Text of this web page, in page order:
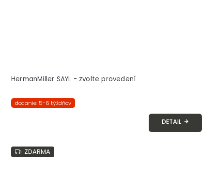
HermanMiller SAYL - zvolte provedení
dodanie: 5-6 týždňov
DETAIL
ZDARMA